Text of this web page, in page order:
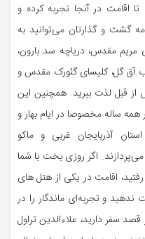
اقامت در آنجا تجربه کرده و
گشت و گذارتان می‌توانید به
مریم مقدس، دریاچه سد بارون،
آق گل، کلیسای گئورک مقدس و
از قبل لذت ببرید. همچنین این
ساله مخصوصا در ایام بهار و
آذربایجان غربی و ماکو
اگر روزی بخت با شما
اقامت در یکی از هتل های
و تجربه‌ای ماندگار را در
سفر دارید، علاءالدین تراول